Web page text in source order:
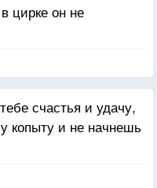
цирке он не
счастья и удачу,
копыту и не начнешь